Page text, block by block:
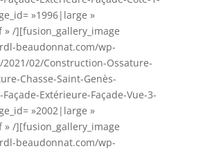
»1996|large »
» /][fusion_gallery_image
beaudonnat.com/wp-
02/Construction-Ossature-
Chasse-Saint-Genès-
Extérieure-Façade-Vue-3-
»2002|large »
» /][fusion_gallery_image
beaudonnat.com/wp-